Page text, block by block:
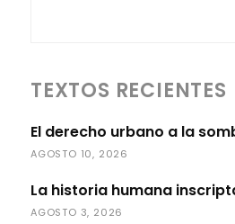
TEXTOS RECIENTES
El derecho urbano a la
AGOSTO 10, 2026
La historia humana
AGOSTO 3, 2026